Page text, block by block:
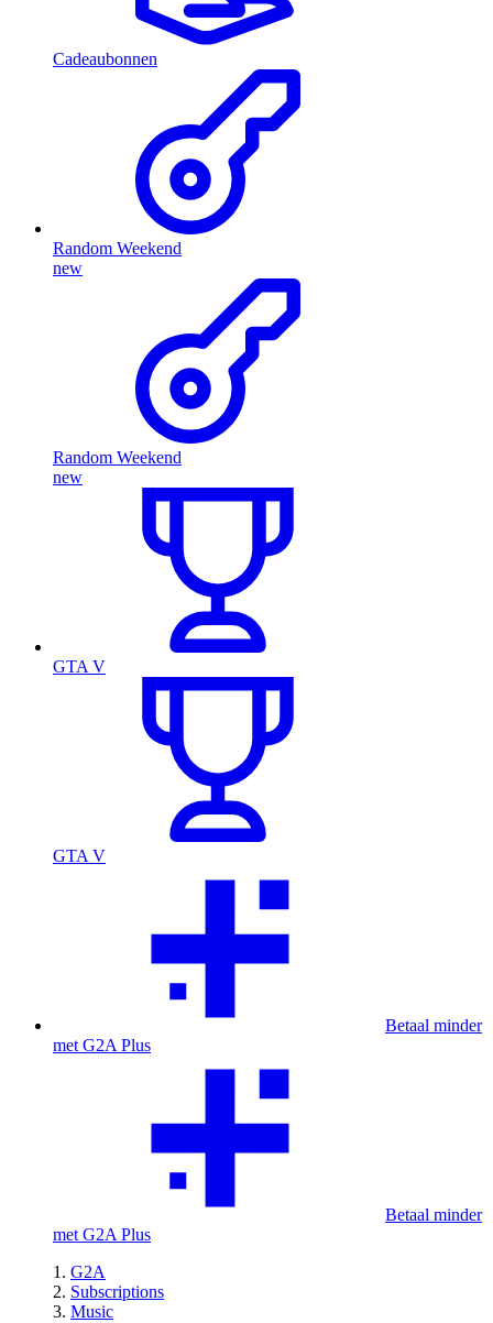
Cadeaubonnen
Random Weekend
new
Random Weekend
new
GTA V
GTA V
Betaal minder
met G2A Plus
Betaal minder
met G2A Plus
G2A
Subscriptions
Music